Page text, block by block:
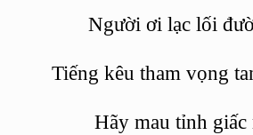
Người ơi lạc lối
Tiếng kêu tham vọng
Hãy mau tỉnh giấc